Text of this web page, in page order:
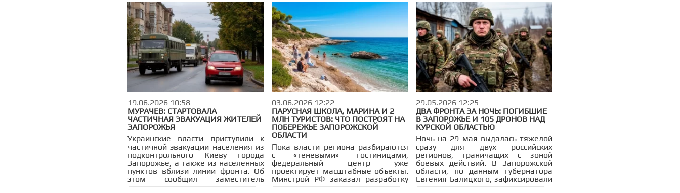
антенны связи и регулярные
взлёты дронов с одного участка —
противник оборудовал укрытия как
в лесополосах, так и внутри жилой
застройки населённых пунктов.
функционирует.
ежедневно наносит массированные
удары по энергетической
инфраструктуре.
19.06.2026 10:58
МУРАЧЕВ: СТАРТОВАЛА
ЧАСТИЧНАЯ ЭВАКУАЦИЯ ЖИТЕЛЕЙ
ЗАПОРОЖЬЯ
Украинские власти приступили к
частичной эвакуации населения из
подконтрольного Киеву города
Запорожье, а также из населённых
пунктов вблизи линии фронта. Об
этом сообщил заместитель
министра региональной
03.06.2026 12:22
ПАРУСНАЯ ШКОЛА, МАРИНА И 2
МЛН ТУРИСТОВ: ЧТО ПОСТРОЯТ НА
ПОБЕРЕЖЬЕ ЗАПОРОЖСКОЙ
ОБЛАСТИ
Пока власти региона разбираются
с «теневыми» гостиницами,
федеральный центр уже
проектирует масштабные объекты.
Минстрой РФ заказал разработку
мастер-плана развития побережья
29.05.2026 12:25
ДВА ФРОНТА ЗА НОЧЬ: ПОГИБШИЕ
В ЗАПОРОЖЬЕ И 105 ДРОНОВ НАД
КУРСКОЙ ОБЛАСТЬЮ
Ночь на 29 мая выдалась тяжелой
сразу для двух российских
регионов, граничащих с зоной
боевых действий. В Запорожской
области, по данным губернатора
Евгения Балицкого, зафиксировали
33 удара по гражданской